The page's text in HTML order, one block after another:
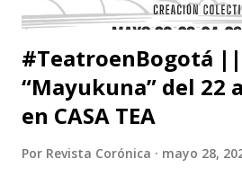
#TeatroenBogotá ||
“Mayukuna” del 22
en CASA TEA
Por Revista Corónica mayo 28,